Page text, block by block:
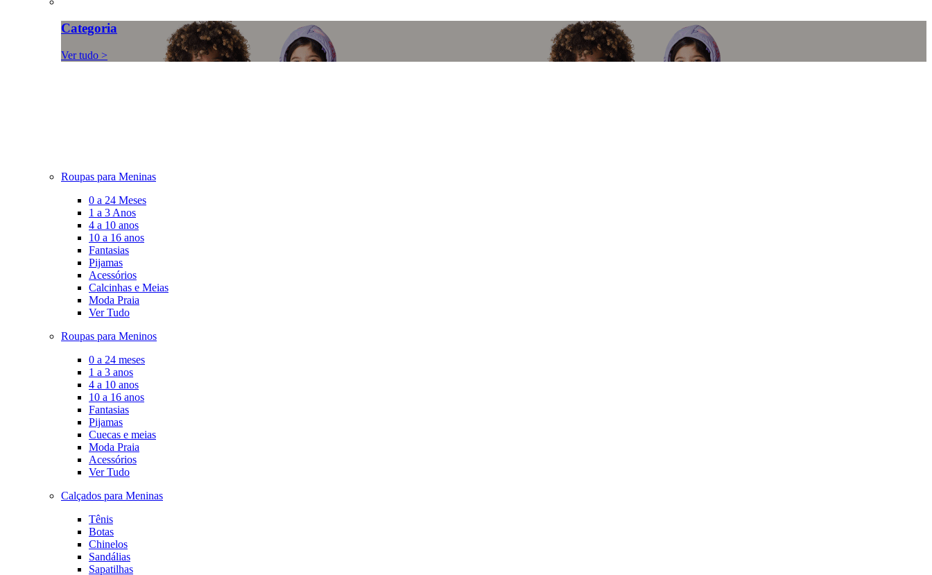
Categoria
Ver tudo >
Roupas para Meninas
0 a 24 Meses
1 a 3 Anos
4 a 10 anos
10 a 16 anos
Fantasias
Pijamas
Acessórios
Calcinhas e Meias
Moda Praia
Ver Tudo
Roupas para Meninos
0 a 24 meses
1 a 3 anos
4 a 10 anos
10 a 16 anos
Fantasias
Pijamas
Cuecas e meias
Moda Praia
Acessórios
Ver Tudo
Calçados para Meninas
Tênis
Botas
Chinelos
Sandálias
Sapatilhas